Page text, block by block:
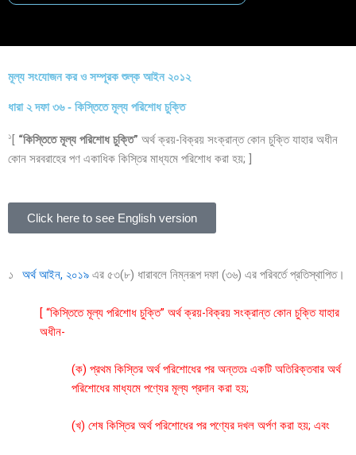
মূল্য সংযোজন কর ও সম্পূরক শুল্ক আইন ২০১২
ধারা ২ দফা ৩৬ - কিস্তিতে মূল্য পরিশোধ চুক্তি
১ [ “কিস্তিতে মূল্য পরিশোধ চুক্তি” অর্থ ক্রয়-বিক্রয় সংক্রান্ত কোন চুক্তি যাহার অধীন
কোন সরবরাহের পণ একাধিক কিস্তির মাধ্যমে পরিশোধ করা হয়; ]
Click here to see English version
১ অর্থ আইন, ২০১৯ এর ৫৩(৮) ধারাবলে নিম্নরূপ দফা (৩৬) এর পরিবর্তে প্রতিস্থাপিত।
[ “কিস্তিতে মূল্য পরিশোধ চুক্তি” অর্থ ক্রয়-বিক্রয় সংক্রান্ত কোন চুক্তি যাহার
অধীন-
(ক) প্রথম কিস্তির অর্থ পরিশোধের পর অন্ততঃ একটি অতিরিক্তবার অর্থ
পরিশোধের মাধ্যমে পণ্যের মূল্য প্রদান করা হয়;
(খ) শেষ কিস্তির অর্থ পরিশোধের পর পণ্যের দখল অর্পণ করা হয়; এবং